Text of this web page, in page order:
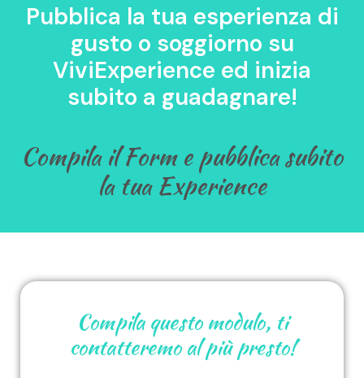
Pubblica la tua esperienza di
gusto o soggiorno su
ViviExperience ed inizia
subito a guadagnare!
Compila il Form e pubblica subito
la tua Experience
Compila questo modulo, ti
contatteremo al più presto!